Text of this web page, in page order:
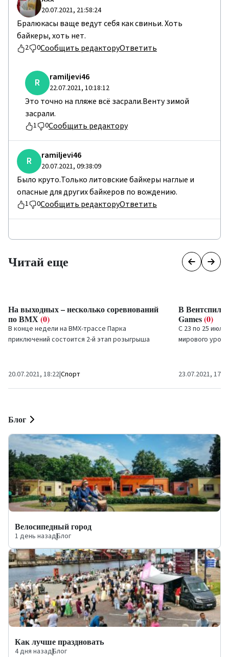
20.07.2021, 21:58:24
Бралюкасы ваще ведут себя как свиньи. Хоть
байкеры, хоть нет.
2 0Сообщить редакторуОтветить
R ramiljevi46
22.07.2021, 10:18:12
Это точно на пляже всё засрали.Венту зимой
засрали.
1 0Сообщить редактору
R ramiljevi46
20.07.2021, 09:38:09
Было круто.Только литовские байкеры наглые и
опасные для других байкеров по вождению.
1 0Сообщить редакторуОтветить
Читай еще
На выходных – несколько соревнований
по ВМХ (0)
В конце недели на ВМХ-трассе Парка
приключений состоится 2-й этап розыгрыша
20.07.2021, 18:22|Спорт
В
Games(0)
С 23 по 25
мирового
23.07.2021, 17:00
Блог
Велосипедный город
1 день назад|Блог
Как лучше праздновать
4 дня назад|Блог